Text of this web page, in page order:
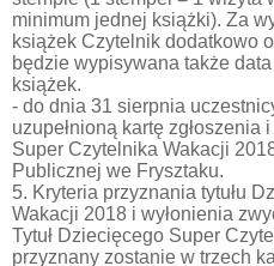
minimum jednej książki). Za
książek Czytelnik dodatkowo
będzie wypisywana także
książek.
- do dnia 31 sierpnia
uzupełnioną kartę zgłoszenia
Super Czytelnika Wakacji
Publicznej we Frysztaku.
5. Kryteria przyznania tytułu
Wakacji 2018 i wyłonienia
Tytuł Dziecięcego Super
przyznany zostanie w trzech